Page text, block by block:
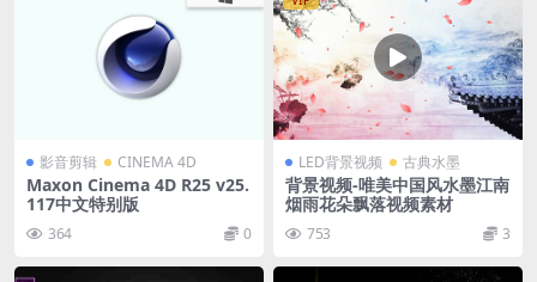
影音剪辑 CINEMA 4D
Maxon Cinema 4D R25 v25.
117中文特别版
364 0
LED背景视频 古典水墨
背景视频-唯美中国风水墨江南
烟雨花朵飘落视频素材
753 3